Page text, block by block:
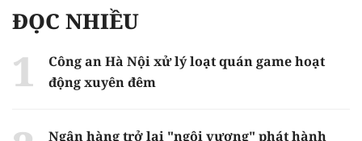
ĐỌC NHIỀU
Công an Hà Nội xử lý loạt quán game hoạt
động xuyên đêm
Ngân hàng trở lại "ngôi vương" phát hành